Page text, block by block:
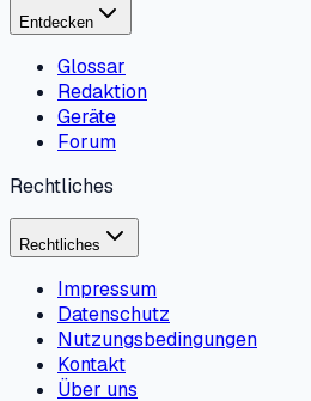
Entdecken
Glossar
Redaktion
Geräte
Forum
Rechtliches
Rechtliches
Impressum
Datenschutz
Nutzungsbedingungen
Kontakt
Über uns